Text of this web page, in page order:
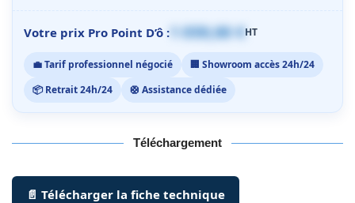
Votre prix Pro Point D’ô : 1 059,00 €HT
💼 Tarif professionnel négocié
🏢 Showroom accès 24h/24
📦 Retrait 24h/24
🛟 Assistance dédiée
Téléchargement
📄 Télécharger la fiche technique